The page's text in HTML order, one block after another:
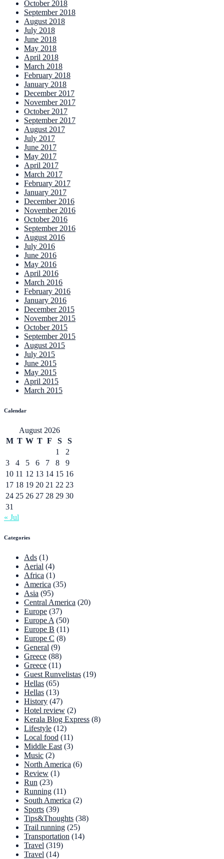
October 2018
September 2018
August 2018
July 2018
June 2018
May 2018
April 2018
March 2018
February 2018
January 2018
December 2017
November 2017
October 2017
September 2017
August 2017
July 2017
June 2017
May 2017
April 2017
March 2017
February 2017
January 2017
December 2016
November 2016
October 2016
September 2016
August 2016
July 2016
June 2016
May 2016
April 2016
March 2016
February 2016
January 2016
December 2015
November 2015
October 2015
September 2015
August 2015
July 2015
June 2015
May 2015
April 2015
March 2015
Calendar
August 2026
M T W T F S
S
1
2
3
4 5 6 7 8
9
10 11 12 13 14 15 16
17 18 19 20 21 22 23
24 25 26 27 28 29 30
31
« Jul
Categories
Ads (1)
Aerial (4)
Africa (1)
America (35)
Asia (95)
Central America (20)
Europe (37)
Europe A (50)
Europe B (11)
Europe C (8)
General (9)
Greece (88)
Greece (11)
Guest Runvelistas (19)
Hellas (65)
Hellas (13)
History (47)
Hotel review (2)
Kerala Blog Express (8)
Lifestyle (12)
Local food (11)
Middle East (3)
Music (2)
North America (6)
Review (1)
Run (23)
Running (11)
South America (2)
Sports (39)
Tips&Thoughts (38)
Trail running (25)
Transportation (14)
Travel (319)
Travel (14)